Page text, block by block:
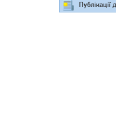
Публікації